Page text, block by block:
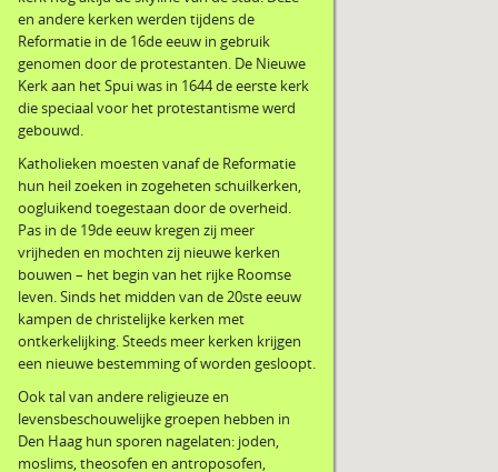
en andere kerken werden tijdens de
Reformatie in de 16de eeuw in gebruik
genomen door de protestanten. De Nieuwe
Kerk aan het Spui was in 1644 de eerste kerk
die speciaal voor het protestantisme werd
gebouwd.
Katholieken moesten vanaf de Reformatie
hun heil zoeken in zogeheten schuilkerken,
oogluikend toegestaan door de overheid.
Pas in de 19de eeuw kregen zij meer
vrijheden en mochten zij nieuwe kerken
bouwen – het begin van het rijke Roomse
leven. Sinds het midden van de 20ste eeuw
kampen de christelijke kerken met
ontkerkelijking. Steeds meer kerken krijgen
een nieuwe bestemming of worden gesloopt.
Ook tal van andere religieuze en
levensbeschouwelijke groepen hebben in
Den Haag hun sporen nagelaten: joden,
moslims, theosofen en antroposofen,